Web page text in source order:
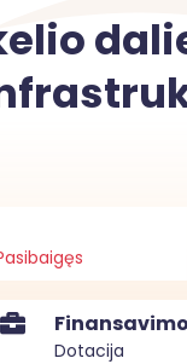
Dotacija